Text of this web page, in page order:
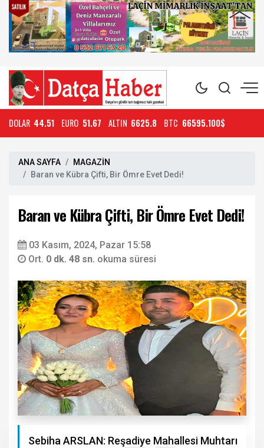
DOLAR 44.51 EURO 51.67 ALTIN 6625.8 BTC 66595.100$
ANA SAYFA
MAGAZİN
Baran ve Kübra Çifti, Bir Ömre Evet Dedi!
Baran ve Kübra Çifti, Bir Ömre Evet Dedi!
03 Kasım, 2024, Pazar 15:58
Ort. 0 dk. 48 sn. okuma süresi
Sebiha ARSLAN: Reşadiye Mahallesi Muhtarı